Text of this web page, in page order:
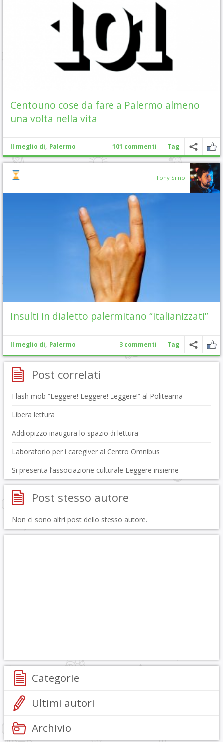
Centouno cose da fare a Palermo almeno
una volta nella vita
Il meglio di, Palermo 101 commenti Tag
Tony Siino
Insulti in dialetto palermitano “italianizzati”
Il meglio di, Palermo 3 commenti Tag
Post correlati
Flash mob “Leggere! Leggere! Leggere!” al Politeama
Libera lettura
Addiopizzo inaugura lo spazio di lettura
Laboratorio per i caregiver al Centro Omnibus
Si presenta l’associazione culturale Leggere insieme
Post stesso autore
Non ci sono altri post dello stesso autore.
Categorie
Ultimi autori
Archivio